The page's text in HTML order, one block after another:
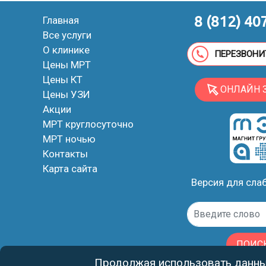
Продолжая использовать
Главная
Все услуги
О клинике
Цены МРТ
Цены КТ
Цены УЗИ
Акции
МРТ круглосуточно
МРТ ночью
Контакты
Карта сайта
8 (812)
ОНЛАЙН
Версия для